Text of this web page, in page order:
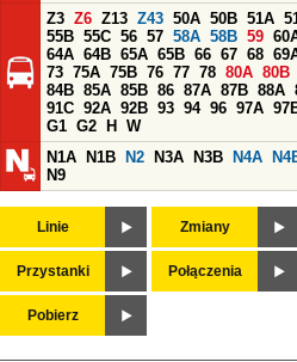
Z3 Z6 Z13 Z43 50A 50B 51A
55B 55C 56 57 58A 58B 59
64A 64B 65A 65B 66 67 68
73 75A 75B 76 77 78 80A 80B
84B 85A 85B 86 87A 87B 88A
91C 92A 92B 93 94 96 97A
G1 G2 H
W
N1A
N1B N2 N3A N3B N4A
N9
Linie Zmiany
Przystanki Połączenia
Pobierz